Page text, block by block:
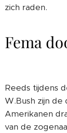
zich raden.
Fema
Reeds tijdens
W.Bush zijn
Amerikanen
van de